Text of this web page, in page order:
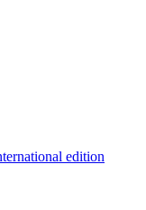
edition